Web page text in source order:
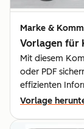
Marke &
Vorlagen für
Mit diesem
oder PDF
effizienten
Vorlage